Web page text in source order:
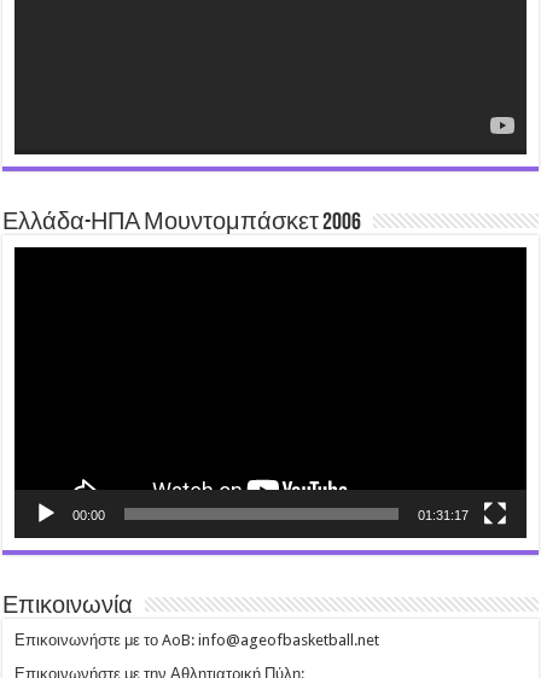
Ελλάδα-ΗΠΑ Μουντομπάσκετ 2006
00:00 01:31:17
Επικοινωνία
Επικοινωνήστε με το AoB: info@ageofbasketball.net
Επικοινωνήστε με την Αθλητιατρική Πύλη: